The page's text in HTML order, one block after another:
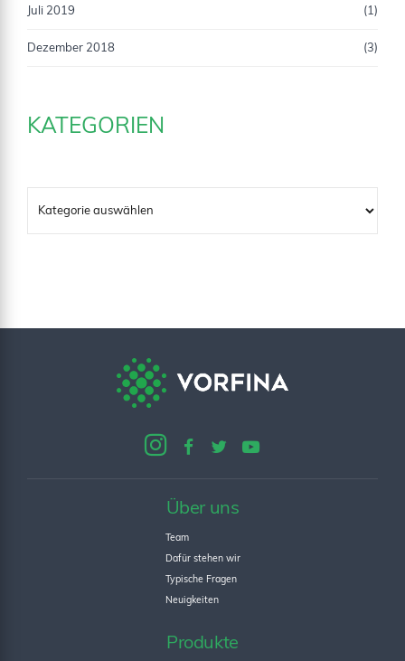
Juli 2019 (1)
Dezember 2018 (3)
KATEGORIEN
Über uns
Team
Dafür stehen wir
Typische Fragen
Neuigkeiten
Produkte